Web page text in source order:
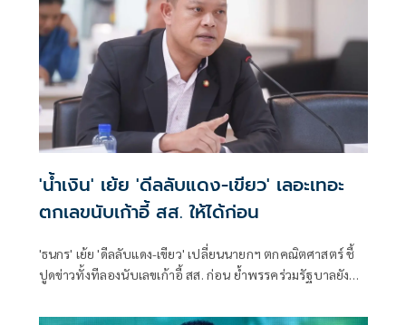
'น้ำเงิน' เย้ย 'ดีลลับแดง-เขียว' เลอะเทอะ
ตกเลขนับเก้าอี้ สส. ให้ได้ก่อน
'ธนกร' เย้ย 'ดีลลับแดง-เขียว' เปลี่ยนนายกฯ ตกคณิตศาสตร์ ชี้
ปูดข่าวทั้งทีลองนับเลขเก้าอี้ สส. ก่อน ย้ำพรรคร่วมรัฐบาลยัง